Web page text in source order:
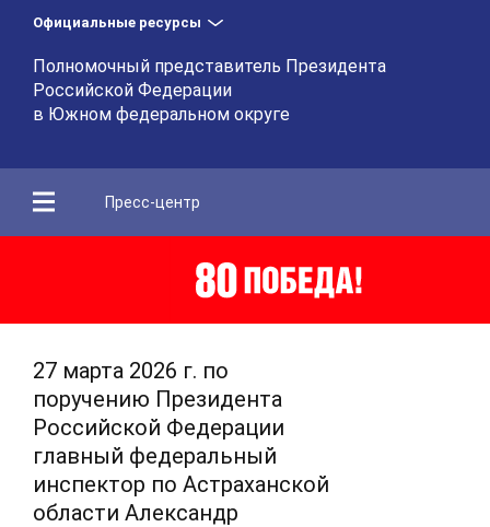
Официальные ресурсы
Полномочный представитель Президента
Российской Федерации
в Южном федеральном округе
Пресс-центр
27 марта 2026 г. по
поручению Президента
Российской Федерации
главный федеральный
инспектор по Астраханской
области Александр